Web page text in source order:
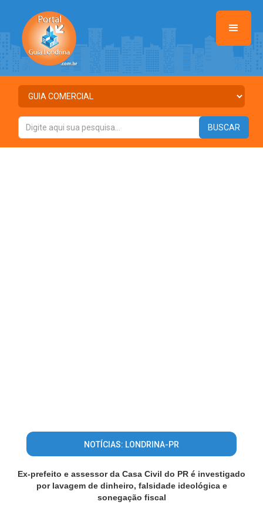
NOTÍCIAS: LONDRINA-PR
Ex-prefeito e assessor da Casa Civil do PR é investigado
por lavagem de dinheiro, falsidade ideológica e
sonegação fiscal